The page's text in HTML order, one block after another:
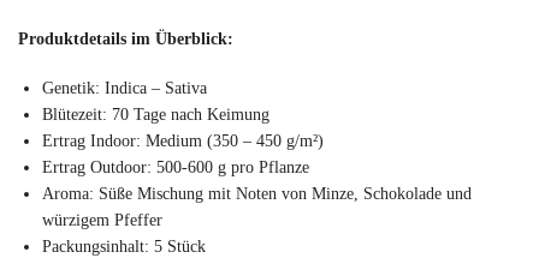
Produktdetails im Überblick:
Genetik: Indica – Sativa
Blütezeit: 70 Tage nach Keimung
Ertrag Indoor: Medium (350 – 450 g/m²)
Ertrag Outdoor: 500-600 g pro Pflanze
Aroma: Süße Mischung mit Noten von Minze, Schokolade und
würzigem Pfeffer
Packungsinhalt: 5 Stück